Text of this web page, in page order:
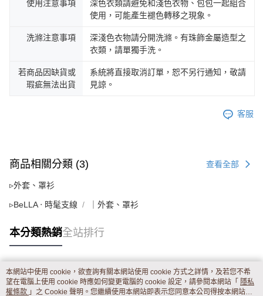
使用注意事項
深色衣類請避免和淺色衣物、包包一起組合
使用，可能產生褪色轉移之現象。
洗滌注意事項
深淺色衣物請分開洗滌。有珠飾金屬造型之
衣類，請單獨手洗。
若商品因缺貨或
瑕疵無法出貨
系統將直接取消訂單，恕不另行通知，敬請
見諒。
客服
商品相關分類 (3) 查看全部
▹外套、罩衫
▹BeLLA ‧ 時髦支線 ｜外套、罩衫
本分類熱銷全站排行
熱門標籤
本網站中使用 cookie，欲查詢有關本網站使用 cookie 方式之詳情，及若您不希
望在電腦上使用 cookie 時應如何變更電腦的 cookie 設定，請參閱本網站「 隱私
權條款 」之 Cookie 聲明。您繼續使用本網站即表示您同意本公司得按本網站使